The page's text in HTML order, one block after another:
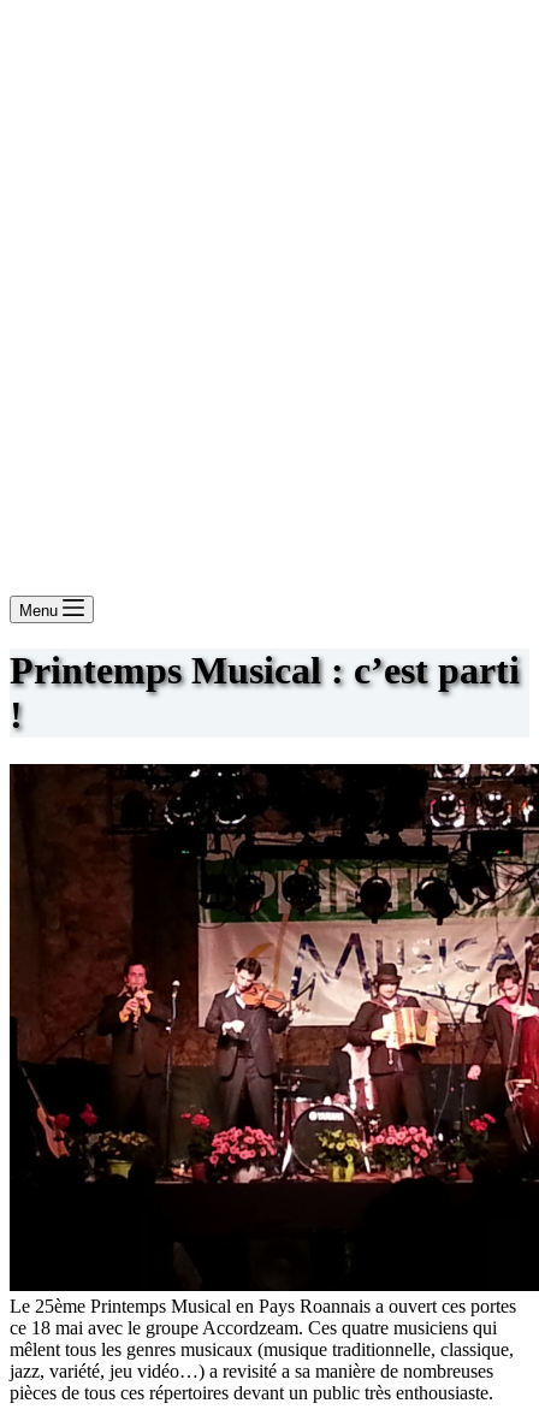
Menu
Printemps Musical : c’est parti
!
Le 25ème Printemps Musical en Pays Roannais a ouvert ces portes
ce 18 mai avec le groupe Accordzeam. Ces quatre musiciens qui
mêlent tous les genres musicaux (musique traditionnelle, classique,
jazz, variété, jeu vidéo…) a revisité a sa manière de nombreuses
pièces de tous ces répertoires devant un public très enthousiaste.